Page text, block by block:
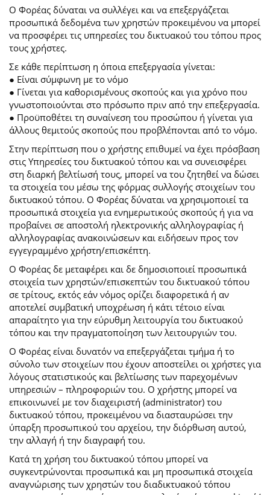
Ο Φορέας δύναται να συλλέγει και να επεξεργάζεται
προσωπικά δεδομένα των χρηστών προκειμένου να μπορεί
να προσφέρει τις υπηρεσίες του δικτυακού του τόπου προς
τους χρήστες.
Σε κάθε περίπτωση η όποια επεξεργασία γίνεται:
● Είναι σύμφωνη με το νόμο
● Γίνεται για καθορισμένους σκοπούς και για χρόνο που
γνωστοποιούνται στο πρόσωπο πριν από την επεξεργασία.
● Προϋποθέτει τη συναίνεση του προσώπου ή γίνεται για
άλλους θεμιτούς σκοπούς που προβλέπονται από το νόμο.
Στην περίπτωση που ο χρήστης επιθυμεί να έχει πρόσβαση
στις Υπηρεσίες του δικτυακού τόπου και να συνεισφέρει
στη διαρκή βελτίωσή τους, μπορεί να του ζητηθεί να δώσει
τα στοιχεία του μέσω της φόρμας συλλογής στοιχείων του
δικτυακού τόπου. Ο Φορέας δύναται να χρησιμοποιεί τα
προσωπικά στοιχεία για ενημερωτικούς σκοπούς ή για να
προβαίνει σε αποστολή ηλεκτρονικής αλληλογραφίας ή
αλληλογραφίας ανακοινώσεων και ειδήσεων προς τον
εγγεγραμμένο χρήστη/επισκέπτη.
Ο Φορέας δε μεταφέρει και δε δημοσιοποιεί προσωπικά
στοιχεία των χρηστών/επισκεπτών του δικτυακού τόπου
σε τρίτους, εκτός εάν νόμος ορίζει διαφορετικά ή αν
αποτελεί συμβατική υποχρέωση ή κάτι τέτοιο είναι
απαραίτητο για την εύρυθμη λειτουργία του δικτυακού
τόπου και την πραγματοποίηση των λειτουργιών του.
Ο Φορέας είναι δυνατόν να επεξεργάζεται τμήμα ή το
σύνολο των στοιχείων που έχουν αποστείλει οι χρήστες για
λόγους στατιστικούς και βελτίωσης των παρεχομένων
υπηρεσιών – πληροφοριών του. Ο χρήστης μπορεί να
επικοινωνεί με τον διαχειριστή (administrator) του
δικτυακού τόπου, προκειμένου να διασταυρώσει την
ύπαρξη προσωπικού του αρχείου, την διόρθωση αυτού,
την αλλαγή ή την διαγραφή του.
Κατά τη χρήση του δικτυακού τόπου μπορεί να
συγκεντρώνονται προσωπικά και μη προσωπικά στοιχεία
αναγνώρισης των χρηστών του διαδικτυακού τόπου